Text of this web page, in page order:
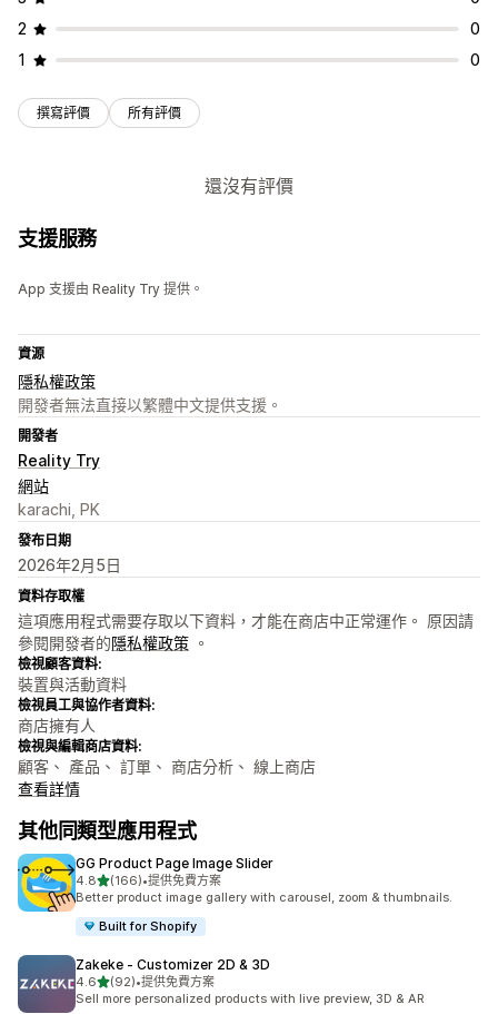
2
0
1
0
撰寫評價 所有評價
還沒有評價
支援服務
App 支援由 Reality Try 提供。
資源
隱私權政策
開發者無法直接以繁體中文提供支援。
開發者
Reality Try
網站
karachi, PK
發布日期
2026年2月5日
資料存取權
這項應用程式需要存取以下資料，才能在商店中正常運作。 原因請
參閱開發者的隱私權政策 。
檢視顧客資料:
裝置與活動資料
檢視員工與協作者資料:
商店擁有人
檢視與編輯商店資料:
顧客、 產品、 訂單、 商店分析、 線上商店
查看詳情
其他同類型應用程式
GG Product Page Image Slider
4.8滿分 5 顆星
(166)
共有 166 則評價
•提供免費方案
Better product image gallery with carousel, zoom & thumbnails.
Built for Shopify
Zakeke ‑ Customizer 2D & 3D
4.6滿分 5 顆星
(92)
共有 92 則評價
•提供免費方案
Sell more personalized products with live preview, 3D & AR